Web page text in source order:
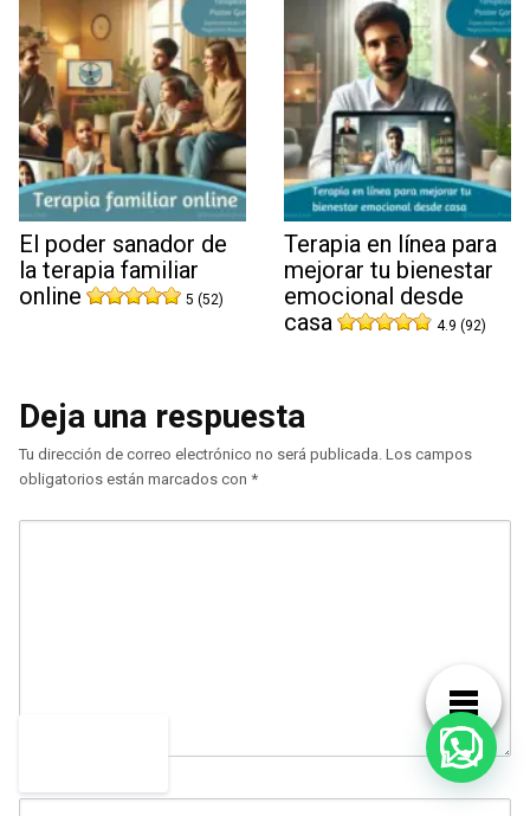
El poder sanador de
la terapia familiar
online
5 (52)
Terapia en línea para
mejorar tu bienestar
emocional desde
casa
4.9 (92)
Deja una respuesta
Tu dirección de correo electrónico no será publicada. Los campos
obligatorios están marcados con *